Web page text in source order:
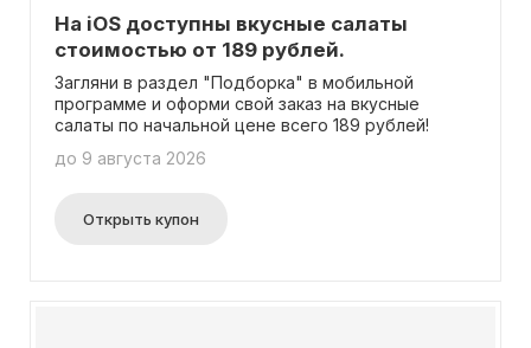
На iOS доступны вкусные салаты
стоимостью от 189 рублей.
Загляни в раздел "Подборка" в мобильной
программе и оформи свой заказ на вкусные
салаты по начальной цене всего 189 рублей!
до 9 августа 2026
Открыть купон